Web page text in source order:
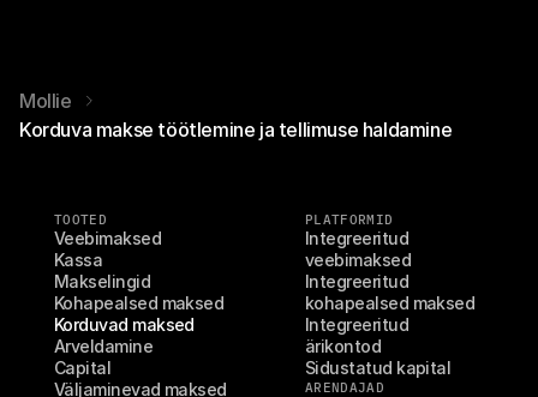
Mollie
Korduva makse töötlemine ja tellimuse haldamine
TOOTED
Veebimaksed
Kassa
Makselingid
Kohapealsed maksed
Korduvad maksed
Arveldamine
Capital
Väljaminevad maksed
PLATFORMID
Integreeritud
veebimaksed
Integreeritud
kohapealsed maksed
Integreeritud
ärikontod
Sidustatud kapital
ARENDAJAD